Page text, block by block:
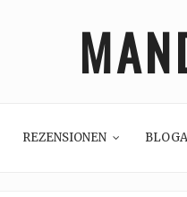
REZENSIONEN